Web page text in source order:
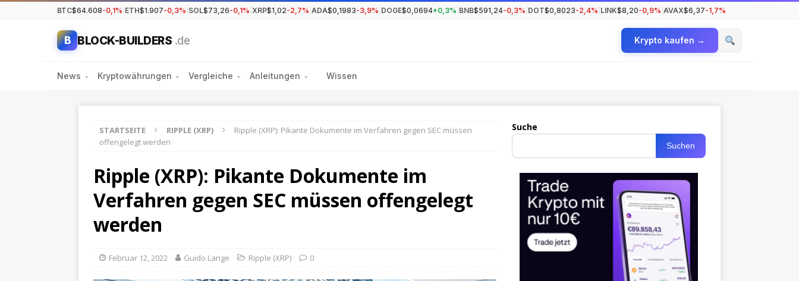
BTC$64.608-0,1% ETH$1.907-0,3% SOL$73,26-0,1% XRP$1,02-2,7% ADA$0,1983-3,9% DOGE$0,0694+0,3% BNB$591,24-0,3% DOT$0,8023-2,4% LINK$8,20-0,9% AVAX$6,37-1,7%
B BLOCK-BUILDERS .de Krypto kaufen →
News ▾ Kryptowährungen ▾ Vergleiche ▾ Anleitungen ▾ Wissen
STARTSEITE RIPPLE (XRP)
Ripple (XRP): Pikante Dokumente im Verfahren gegen SEC müssen
offengelegt werden
Ripple (XRP): Pikante Dokumente im
Verfahren gegen SEC müssen offengelegt
werden
Februar 12, 2022 Guido Lange Ripple (XRP) 0
Suche
Suchen